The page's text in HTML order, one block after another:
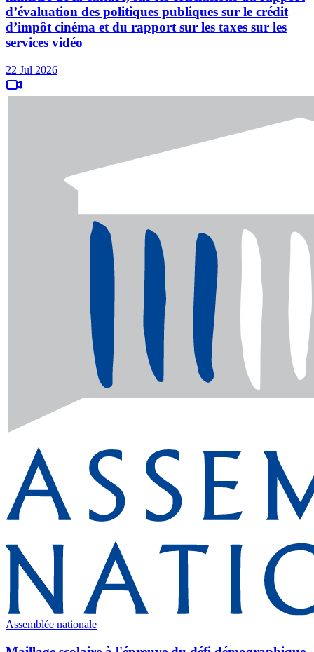
d’évaluation des politiques publiques sur le crédit
d’impôt cinéma et du rapport sur les taxes sur les
services vidéo
22 Jul 2026
Assemblée nationale